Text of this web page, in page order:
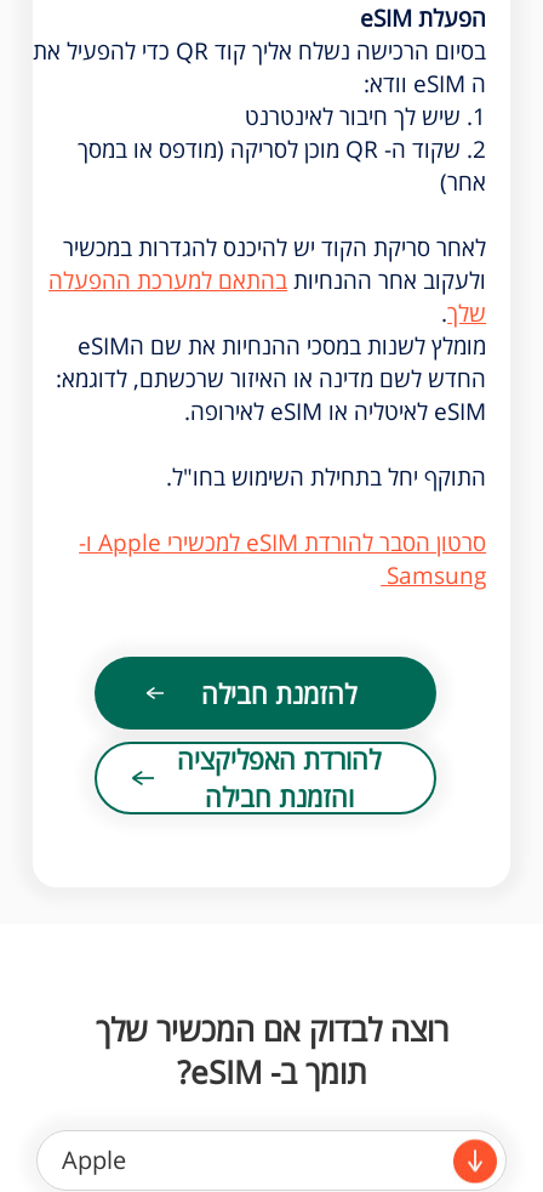
הפעלת eSIM
בסיום הרכישה נשלח אליך קוד QR כדי להפעיל את
ה eSIM וודא:
1. שיש לך חיבור לאינטרנט
2. שקוד ה- QR מוכן לסריקה (מודפס או במסך
אחר)
לאחר סריקת הקוד יש להיכנס להגדרות במכשיר
ולעקוב אחר ההנחיותבהתאם למערכת ההפעלה
שלך.
מומלץ לשנות במסכי ההנחיות את שם הeSIM
החדש לשם מדינה או האיזור שרכשתם, לדוגמא:
eSIM לאיטליה או eSIM לאירופה.
התוקף יחל בתחילת השימוש בחו"ל.
סרטון הסבר להורדת eSIM למכשירי Apple ו-
Samsung
להזמנת חבילה
להורדת האפליקציה
והזמנת חבילה
רוצה לבדוק אם המכשיר שלך
תומך ב- eSIM?
Apple